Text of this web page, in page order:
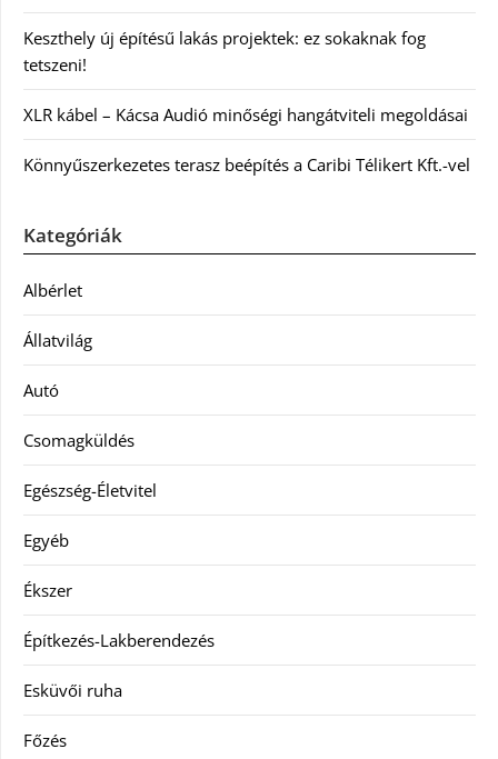
Keszthely új építésű lakás projektek: ez sokaknak fog
tetszeni!
XLR kábel – Kácsa Audió minőségi hangátviteli megoldásai
Könnyűszerkezetes terasz beépítés a Caribi Télikert Kft.-vel
Kategóriák
Albérlet
Állatvilág
Autó
Csomagküldés
Egészség-Életvitel
Egyéb
Ékszer
Építkezés-Lakberendezés
Esküvői ruha
Főzés